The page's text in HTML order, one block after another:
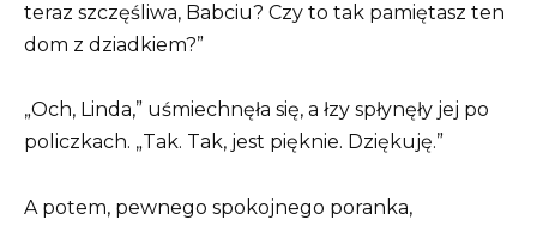
teraz szczęśliwa, Babciu? Czy to tak pamiętasz ten
dom z dziadkiem?”
„Och, Linda,” uśmiechnęła się, a łzy spłynęły jej po
policzkach. „Tak. Tak, jest pięknie. Dziękuję.”
A potem, pewnego spokojnego poranka,